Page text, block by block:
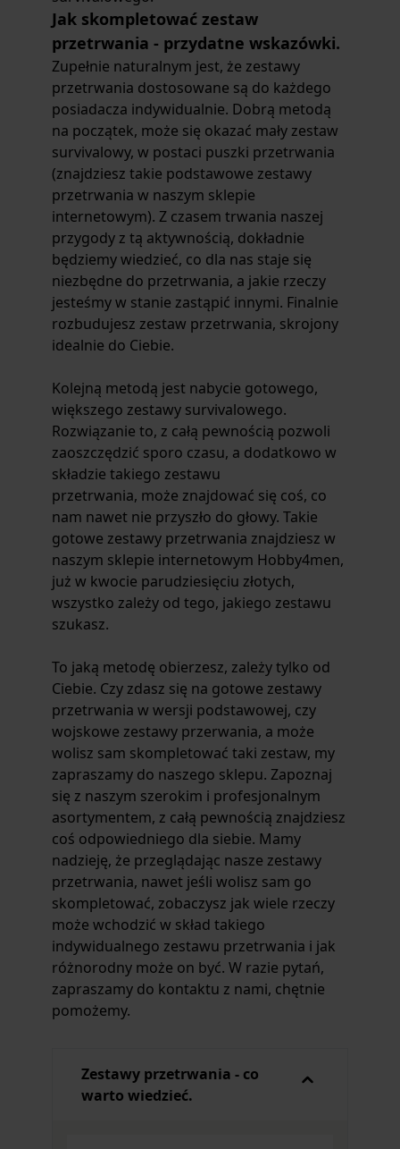
Jak skompletować zestaw
przetrwania - przydatne wskazówki.
Zupełnie naturalnym jest, że zestawy
przetrwania dostosowane są do każdego
posiadacza indywidualnie. Dobrą metodą
na początek, może się okazać małyzestaw
survivalowy, w postaci puszki przetrwania
(znajdziesz takie podstawowe zestawy
przetrwania w naszym sklepie
internetowym). Z czasem trwania naszej
przygody z tą aktywnością, dokładnie
będziemy wiedzieć, co dla nas staje się
niezbędne do przetrwania, a jakie rzeczy
jesteśmy w stanie zastąpić innymi. Finalnie
rozbudujesz zestaw przetrwania, skrojony
idealnie do Ciebie.
Kolejną metodą jest nabycie gotowego,
większego zestawy survivalowego.
Rozwiązanie to, z całą pewnością pozwoli
zaoszczędzić sporo czasu, a dodatkowo w
składzie takiego zestawu
przetrwania, może znajdować się coś, co
nam nawet nie przyszło do głowy. Takie
gotowe zestawy przetrwania znajdziesz w
naszym sklepie internetowym Hobby4men,
już w kwocie parudziesięciu złotych,
wszystko zależy od tego, jakiego zestawu
szukasz.
To jaką metodę obierzesz, zależy tylko od
Ciebie. Czy zdasz się na gotowe zestawy
przetrwania w wersji podstawowej, czy
wojskowe zestawy przerwania, a może
wolisz sam skompletować taki zestaw, my
zapraszamy do naszego sklepu. Zapoznaj
się z naszym szerokim i profesjonalnym
asortymentem, z całą pewnością znajdziesz
coś odpowiedniego dla siebie. Mamy
nadzieję, że przeglądając nasze zestawy
przetrwania, nawet jeśli wolisz sam go
skompletować, zobaczysz jak wiele rzeczy
może wchodzić w skład takiego
indywidualnego zestawu przetrwania i jak
różnorodny może on być. W razie pytań,
zapraszamy do kontaktu z nami, chętnie
pomożemy.
Zestawy przetrwania - co
warto wiedzieć.